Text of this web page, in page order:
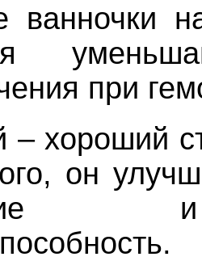
ванночки
при
хороший
он
и